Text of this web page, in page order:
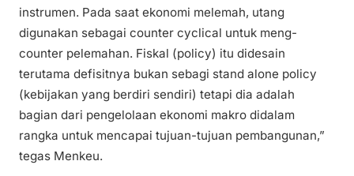
instrumen. Pada saat ekonomi melemah, utang
digunakan sebagai counter cyclical untuk meng-
counter pelemahan. Fiskal (policy) itu didesain
terutama defisitnya bukan sebagi stand alone policy
(kebijakan yang berdiri sendiri) tetapi dia adalah
bagian dari pengelolaan ekonomi makro didalam
rangka untuk mencapai tujuan-tujuan pembangunan,”
tegas Menkeu.